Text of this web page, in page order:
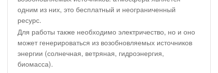
одним из них, это бесплатный и неограниченный
ресурс.
Для работы также необходимо электричество, но и оно
может генерироваться из возобновляемых источников
энергии (солнечная, ветряная, гидроэнергия,
биомасса).